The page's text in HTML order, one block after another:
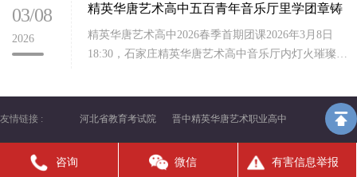
03/08
2026
精英华唐艺术高中五百青年音乐厅里学团章铸
精英华唐艺术高中2026春季首期团课2026年3月8日
18:30，石家庄精英华唐艺术高中音乐厅内灯火璀璨、
友情链接 : 河北省教育考试院 晋中精英华唐艺术职业高中
咨询 微信 有害信息举报